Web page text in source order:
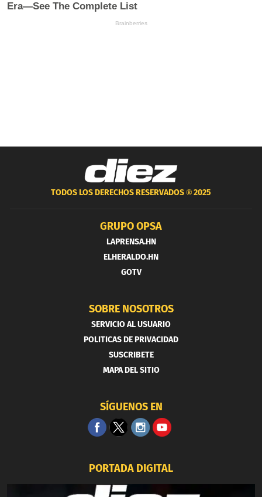
TODOS LOS DERECHOS RESERVADOS ®2025
GRUPO OPSA
LAPRENSA.HN
ELHERALDO.HN
GOTV
SOBRE NOSOTROS
SERVICIO AL USUARIO
POLITICAS DE PRIVACIDAD
SUSCRIBETE
MAPA DEL SITIO
SÍGUENOS EN
PORTADA DIGITAL